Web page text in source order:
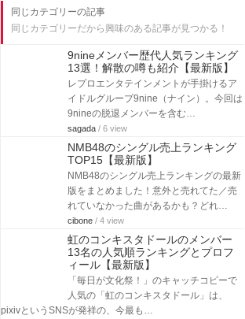
同じカテゴリーの記事
同じカテゴリーだから興味のある記事が見つかる！
9nineメンバー歴代人気ランキング
13選！解散の噂も紹介【最新版】
レプロエンタテインメントが手掛けるア
イドルグループ9nine（ナイン）。今回は
9nineの脱退メンバーを含む…
sagada / 6 view
NMB48のシングル売上ランキング
TOP15【最新版】
NMB48のシングル売上ランキングの最新
版をまとめました！意外と売れてた／売
れていなかった曲があるかも？どれ…
cibone / 4 view
虹のコンキスタドールのメンバー
13名の人気順ランキングとプロフ
ィール【最新版】
「毎日が文化祭！」のキャッチコピーで
人気の「虹のコンキスタドール」は、
pixivというSNSが発祥の、今最も…